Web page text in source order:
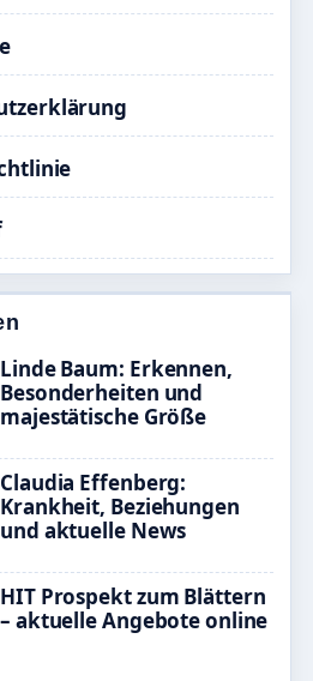
Linde Baum: Erkennen,
Besonderheiten und
majestätische Größe
Claudia Effenberg:
Krankheit, Beziehungen
und aktuelle News
HIT Prospekt zum Blättern
– aktuelle Angebote online